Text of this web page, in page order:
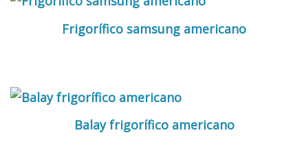
Frigorífico samsung americano
Balay frigorífico americano